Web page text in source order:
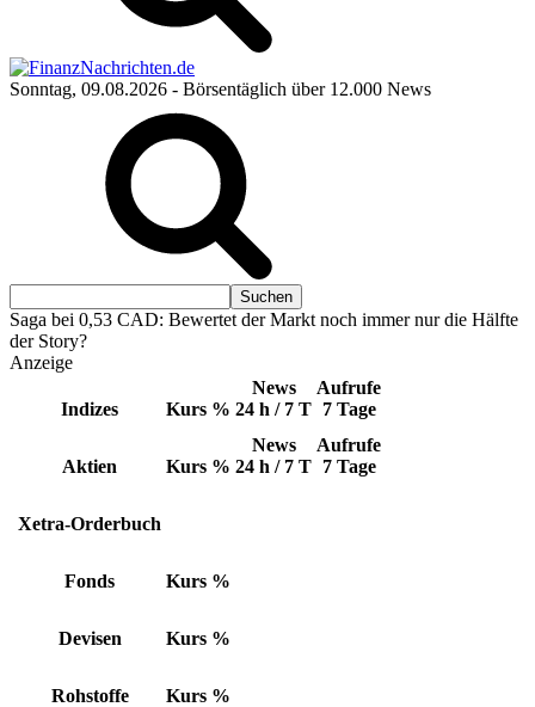
Sonntag, 09.08.2026 - Börsentäglich über 12.000 News
Saga bei 0,53 CAD: Bewertet der Markt noch immer nur die Hälfte
der Story?
Anzeige
Indizes Kurs %
News
24 h / 7 T
Aufrufe
7 Tage
Aktien Kurs %
News
24 h / 7 T
Aufrufe
7 Tage
Xetra-Orderbuch
Fonds Kurs %
Devisen Kurs %
Rohstoffe Kurs %